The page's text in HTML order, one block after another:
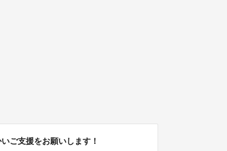
ご支援をお願いします！